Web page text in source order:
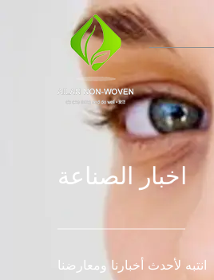
اخبار الصناعة
انتبه لأحدث أخبارنا ومعارضنا